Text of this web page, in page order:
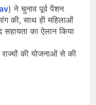
) ने चुनाव पूर्व पेंशन
की, साथ ही महिलाओं
का ऐलान किया
की योजनाओं से की